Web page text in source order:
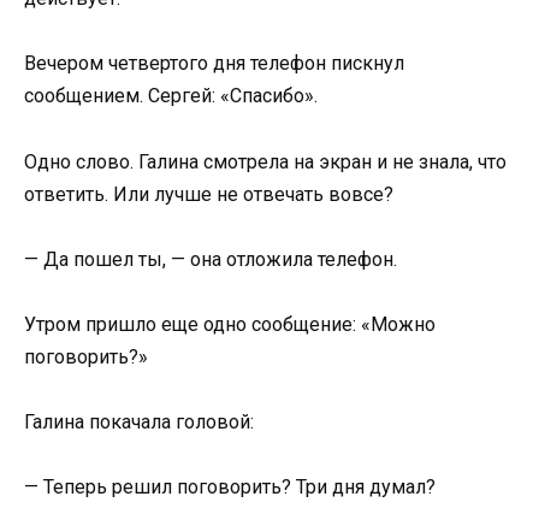
Вечером четвертого дня телефон пискнул
сообщением. Сергей: «Спасибо».
Одно слово. Галина смотрела на экран и не знала, что
ответить. Или лучше не отвечать вовсе?
— Да пошел ты, — она отложила телефон.
Утром пришло еще одно сообщение: «Можно
поговорить?»
Галина покачала головой:
— Теперь решил поговорить? Три дня думал?